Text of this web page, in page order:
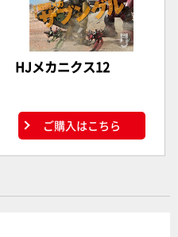
HJメカニクス12
ご購入はこちら